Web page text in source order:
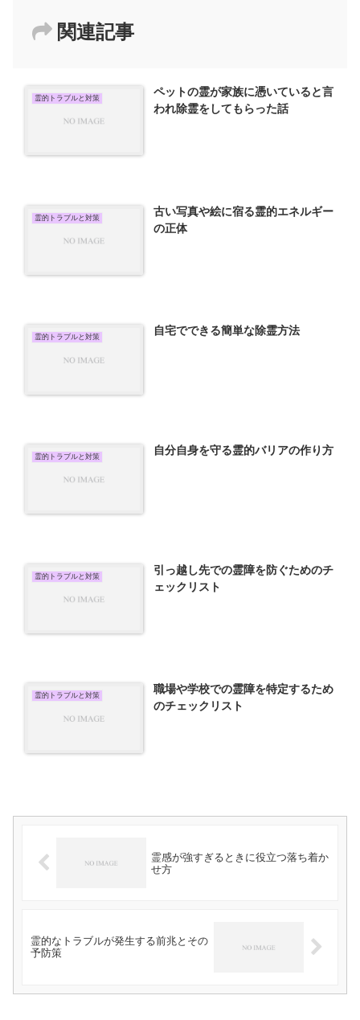
関連記事
霊的トラブルと対策
ペットの霊が家族に憑いていると言
われ除霊をしてもらった話
霊的トラブルと対策
古い写真や絵に宿る霊的エネルギー
の正体
霊的トラブルと対策 自宅でできる簡単な除霊方法
霊的トラブルと対策 自分自身を守る霊的バリアの作り方
霊的トラブルと対策
引っ越し先での霊障を防ぐためのチ
ェックリスト
霊的トラブルと対策
職場や学校での霊障を特定するため
のチェックリスト
霊感が強すぎるときに役立つ落ち着か
せ方
霊的なトラブルが発生する前兆とその
予防策